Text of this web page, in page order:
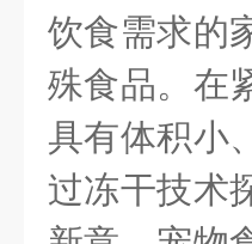
饮食需求的
殊食品。在
具有体积小
过冻干技术